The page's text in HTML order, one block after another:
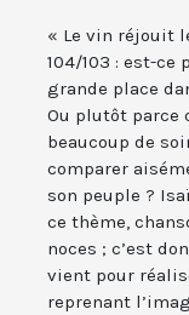
« Le vin réjouit
104/103 : est-
grande place
Ou plutôt parce
beaucoup de
comparer
son peuple ?
ce thème,
noces ; c’est
vient pour
reprenant